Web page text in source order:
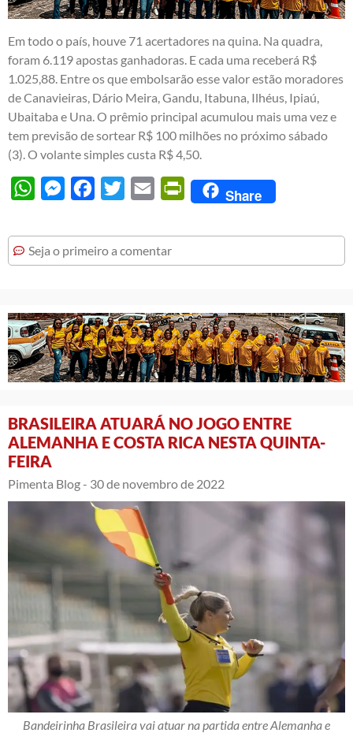
Em todo o país, houve 71 acertadores na quina. Na quadra,
foram 6.119 apostas ganhadoras. E cada uma receberá R$
1.025,88. Entre os que embolsarão esse valor estão moradores
de Canavieiras, Dário Meira, Gandu, Itabuna, Ilhéus, Ipiaú,
Ubaitaba e Una. O prêmio principal acumulou mais uma vez e
tem previsão de sortear R$ 100 milhões no próximo sábado
(3). O volante simples custa R$ 4,50.
WhatsAppMessengerFacebook
Twitter Email PrintFriendly
Share
Seja o primeiro a comentar
BRASILEIRA ATUARÁ NO JOGO ENTRE
ALEMANHA E COSTA RICA NESTA QUINTA-
FEIRA
Pimenta Blog - 30 de novembro de 2022
Bandeirinha Brasileira vai atuar na partida entre Alemanha e